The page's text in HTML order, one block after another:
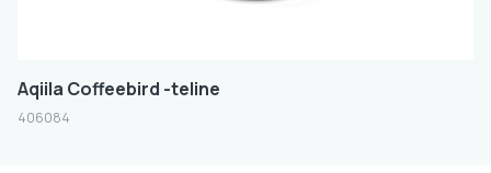
Aqiila Coffeebird -teline
406084